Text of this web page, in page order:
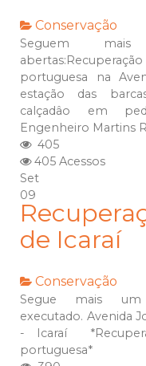
Conservação
Seguem
portuguesa na
estação das
calçadâo em
Engenheiro Martins
405
405 Acessos
Set
09
de Icaraí
Conservação
Segue mais
executado. Avenida
- Icaraí
portuguesa*